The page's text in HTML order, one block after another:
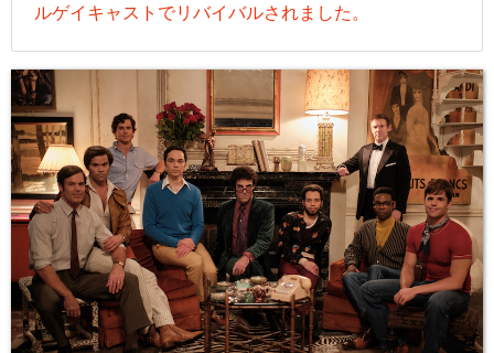
ルゲイキャストでリバイバルされました。